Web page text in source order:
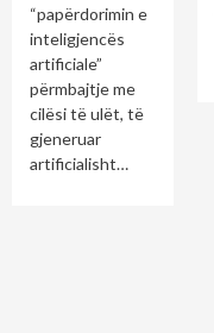
“papërdorimin e
inteligjencës
artificiale”
përmbajtje me
cilësi të ulët, të
gjeneruar
artificialisht…